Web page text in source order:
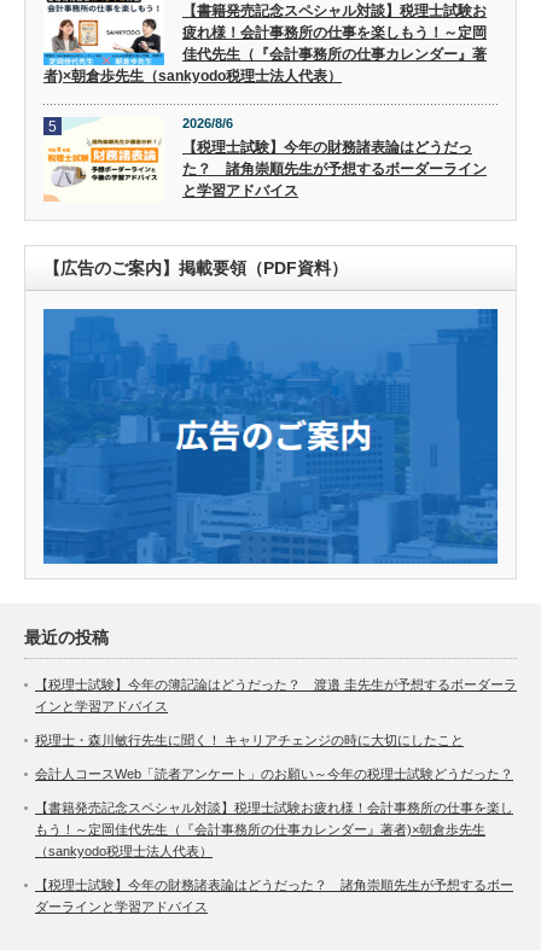
【書籍発売記念スペシャル対談】税理士試験お
疲れ様！会計事務所の仕事を楽しもう！～定岡
佳代先生（『会計事務所の仕事カレンダー』著
者)×朝倉歩先生（sankyodo税理士法人代表）
5 2026/8/6
【税理士試験】今年の財務諸表論はどうだっ
た？ 諸角崇順先生が予想するボーダーライン
と学習アドバイス
【広告のご案内】掲載要領（PDF資料）
最近の投稿
【税理士試験】今年の簿記論はどうだった？ 渡邉 圭先生が予想するボーダーラ
インと学習アドバイス
税理士・森川敏行先生に聞く！ キャリアチェンジの時に大切にしたこと
会計人コースWeb「読者アンケート」のお願い～今年の税理士試験どうだった？
【書籍発売記念スペシャル対談】税理士試験お疲れ様！会計事務所の仕事を楽し
もう！～定岡佳代先生（『会計事務所の仕事カレンダー』著者)×朝倉歩先生
（sankyodo税理士法人代表）
【税理士試験】今年の財務諸表論はどうだった？ 諸角崇順先生が予想するボー
ダーラインと学習アドバイス